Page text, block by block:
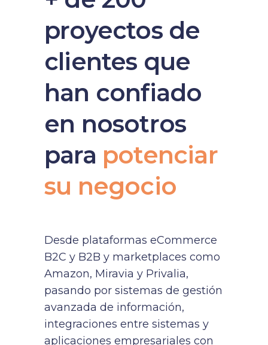
proyectos de
clientes que
han confiado
en nosotros
para potenciar
su negocio
Desde plataformas eCommerce
B2C y B2B y marketplaces como
Amazon, Miravia y Privalia,
pasando por sistemas de gestión
avanzada de información,
integraciones entre sistemas y
aplicaciones empresariales con